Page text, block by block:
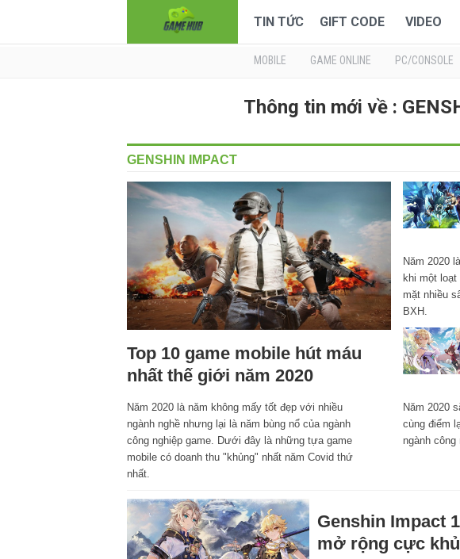
TIN TỨC GIFT CODE VIDEO
MOBILE GAME ONLINE PC/CONSOLE
Thông tin mới về :
GENSHIN IMPACT
Top 10 game mobile hút máu
nhất thế giới năm 2020
Năm 2020 là năm không mấy tốt đẹp với nhiều
ngành nghề nhưng lại là năm bùng nổ của ngành
công nghiệp game. Dưới đây là những tựa game
mobile có doanh thu "khủng" nhất năm Covid thứ
nhất.
Năm 2020
khi một
mặt nhiều
BXH.
Năm 2020
cùng điểm
ngành
Genshin Impact
mở rộng cực